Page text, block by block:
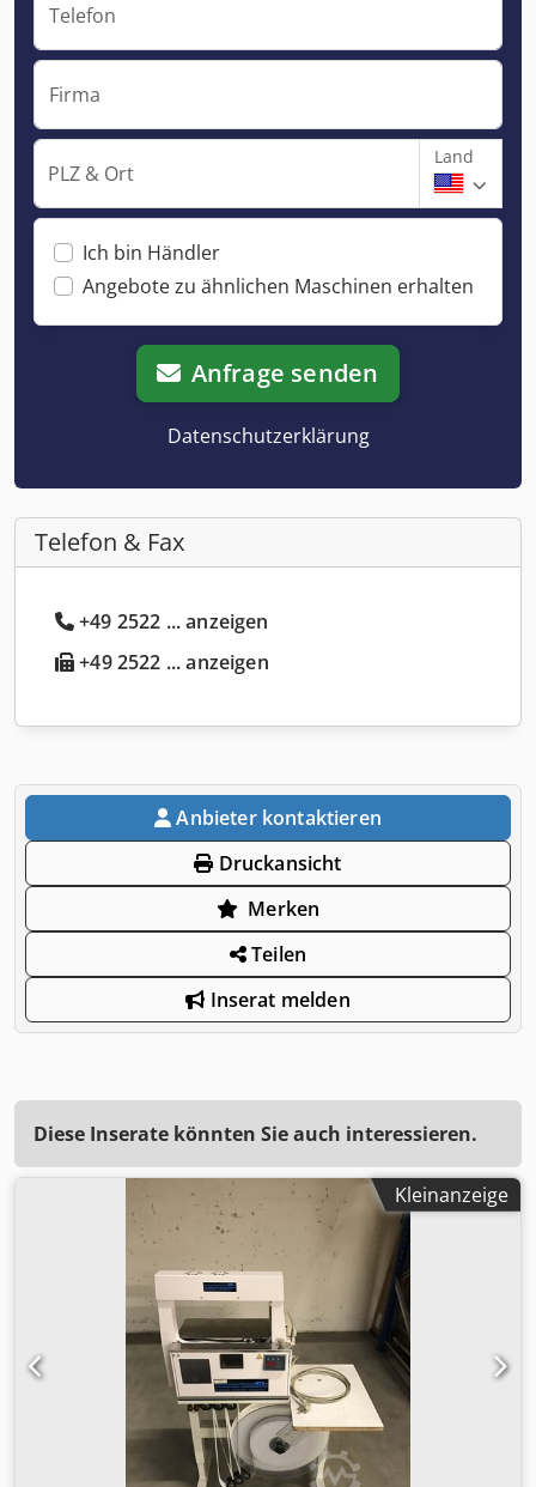
Telefon
Firma
PLZ & Ort
Land
Ich bin Händler
Angebote zu ähnlichen Maschinen erhalten
Anfrage senden
Datenschutzerklärung
Telefon & Fax
+49 2522 ... anzeigen
+49 2522 ... anzeigen
Anbieter kontaktieren
Druckansicht
Merken
Teilen
Inserat melden
Diese Inserate könnten Sie auch interessieren.
Kleinanzeige